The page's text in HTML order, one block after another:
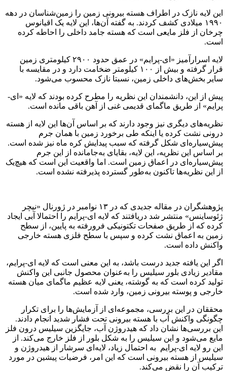
این لایه نازک در اطراف هسته بیرونی زمین را زمین‌شناسان در دهه
۱۹۹۰ میلادی کشف کردند. به گفته آن‌ها، این لایه یک اقیانوس
چرخان از فلز مایعی است که هسته جامد داخلی را احاطه کرده
است.
لایه اسرارآمیز «ای-‌پرایم» در عمق حدود ۲۹۰۰ کیلومتری زمین
قرار گرفته و بیش از ۱۰۰ کیلومتر ضخامت دارد و در مقایسه با
سایر بخش‌های داخلی زمین، نسبتا نازک محسوب می‌شود.
پیش از این، دانشمندان این نظریه را مطرح کرده بودند که لایه «ای-‌
پرایم» از طریق ماگمای قدیمی غنی از آهن باقی مانده است.
نظریه‌های دیگری نیز وجود دارند که بر اساس آن‌ها این لایه از هسته
درونی نشت کرده یا اینکه طی برخورد زمین با همان جرم
پیش‌سیاره‌ای شکل گرفته که سبب پیدایش کره ماه نیز شده است.
بر اساس این نظریه‌، این لایه، بقایای به‌جامانده از این جرم
پیش‌سیاره‌ای در اعماق زمین است. اما واقعیت این است که هیچ‌یک
از این نظریه‌ها تاکنون به‌طور گسترده پذیرفته نشده است.
پژوهشگران در مقاله جدیدی که در ۱۳ نوامبر در ژورنال «نیچر
ژئوساینس» منتشر شد دریافتند که لایه ای-‌پرایم را احتمالا آبی ایجاد
کرده که از طریق صفحات تکتونیکی فرورفته به پایین، از سطح
زمین به اعماق نشت کرده و سپس با سطح فلزی هسته خارجی
واکنش داده است.
اگر این یافته جدید درست باشد، به این معنی است که لایه ای-‌پرایم،
مقادیر زیادی بلور سیلیس را به‌عنوان محصول جانبی این واکنش
تولید کرده است که به گوشته، یعنی لایه عظیم ماگمای میان هسته
خارجی و پوسته بیرونی زمین، وارد شده است.
محققان در این بررسی، مجموعه‌ای از آزمایش‌ها را برای تکرار
چگونگی واکنش آب با هسته بیرونی تحت فشار شدید انجام دادند.
این بررسی‌ها نشان داد که هیدروژن آب، جایگزین سیلیس درون فلز
مایع می‌شود و این سیلیس را به شکل بلور از فلز خارج می‌کند. از
این رو لایه ای-‌پرایم به احتمال زیاد، لایه‌ای سرشار از هیدروژن و
سیلیس از هسته بیرونی است که این امر، فرضیات پیشین در مورد
ترکیب آن را نقض می‌کند.